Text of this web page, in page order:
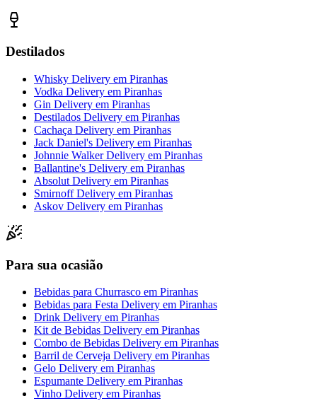
Destilados
Whisky Delivery em Piranhas
Vodka Delivery em Piranhas
Gin Delivery em Piranhas
Destilados Delivery em Piranhas
Cachaça Delivery em Piranhas
Jack Daniel's Delivery em Piranhas
Johnnie Walker Delivery em Piranhas
Ballantine's Delivery em Piranhas
Absolut Delivery em Piranhas
Smirnoff Delivery em Piranhas
Askov Delivery em Piranhas
Para sua ocasião
Bebidas para Churrasco em Piranhas
Bebidas para Festa Delivery em Piranhas
Drink Delivery em Piranhas
Kit de Bebidas Delivery em Piranhas
Combo de Bebidas Delivery em Piranhas
Barril de Cerveja Delivery em Piranhas
Gelo Delivery em Piranhas
Espumante Delivery em Piranhas
Vinho Delivery em Piranhas